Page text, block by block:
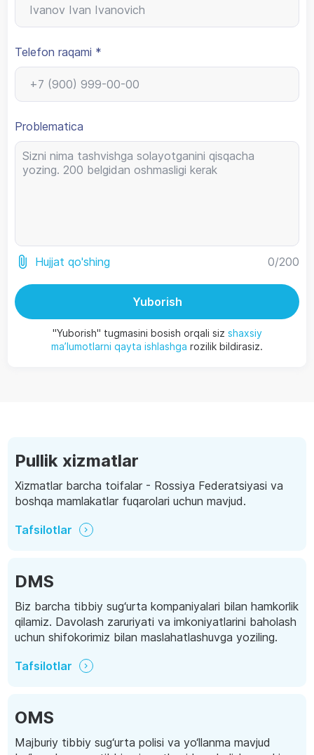
Telefon raqami *
Problematica
Hujjat qo'shing 0/200
Yuborish
"Yuborish" tugmasini bosish orqali siz shaxsiy
ma’lumotlarni qayta ishlashga rozilik bildirasiz.
Pullik xizmatlar
Xizmatlar barcha toifalar - Rossiya Federatsiyasi va
boshqa mamlakatlar fuqarolari uchun mavjud.
Tafsilotlar
DMS
Biz barcha tibbiy sug‘urta kompaniyalari bilan hamkorlik
qilamiz. Davolash zaruriyati va imkoniyatlarini baholash
uchun shifokorimiz bilan maslahatlashuvga yoziling.
Tafsilotlar
OMS
Majburiy tibbiy sug‘urta polisi va yo‘llanma mavjud